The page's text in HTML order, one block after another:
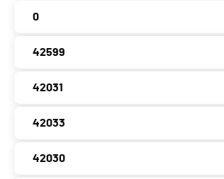
0
42599
42031
42033
42030